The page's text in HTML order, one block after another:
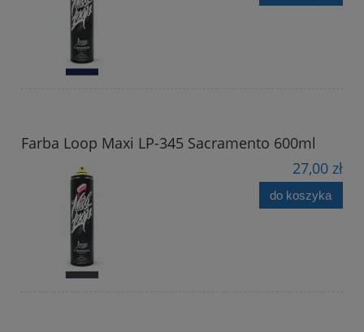
Farba Loop Maxi LP-345 Sacramento 600ml
27,00 zł
do koszyka